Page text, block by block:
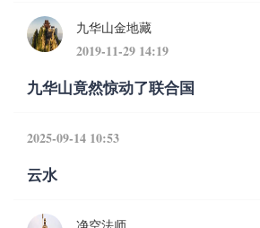
九华山金地藏
2019-11-29 14:19
九华山竟然惊动了联合国
2025-09-14 10:53
云水